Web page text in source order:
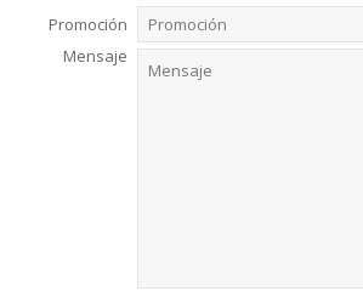
Promoción
Mensaje